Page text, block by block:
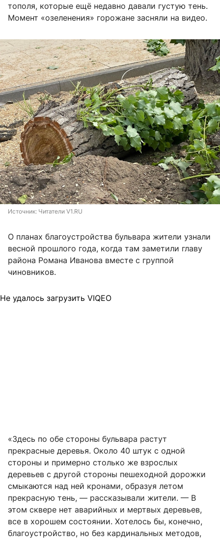
тополя, которые ещё недавно давали густую тень.
Момент «озеленения» горожане засняли на видео.
Источник: Читатели V1.RU
О планах благоустройства бульвара жители узнали
весной прошлого года, когда там заметили главу
района Романа Иванова вместе с группой
чиновников.
Не удалось загрузить VIQEO
«Здесь по обе стороны бульвара растут
прекрасные деревья. Около 40 штук с одной
стороны и примерно столько же взрослых
деревьев с другой стороны пешеходной дорожки
смыкаются над ней кронами, образуя летом
прекрасную тень, — рассказывали жители. — В
этом сквере нет аварийных и мертвых деревьев,
все в хорошем состоянии. Хотелось бы, конечно,
благоустройство, но без кардинальных методов,